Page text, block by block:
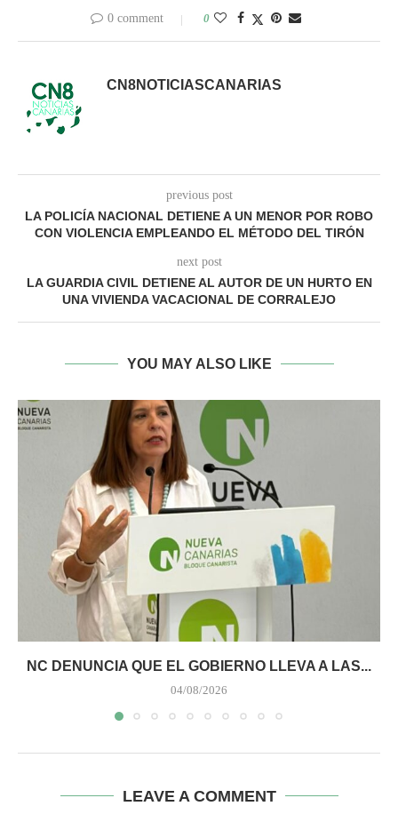
0 comment 0
CN8NOTICIASCANARIAS
previous post
LA POLICÍA NACIONAL DETIENE A UN MENOR POR ROBO
CON VIOLENCIA EMPLEANDO EL MÉTODO DEL TIRÓN
next post
LA GUARDIA CIVIL DETIENE AL AUTOR DE UN HURTO EN
UNA VIVIENDA VACACIONAL DE CORRALEJO
YOU MAY ALSO LIKE
NC DENUNCIA QUE EL GOBIERNO LLEVA A LAS...
04/08/2026
LEAVE A COMMENT